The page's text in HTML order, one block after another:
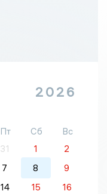
2026
Пт Сб
Вс
31 1
2
7 8
9
14 15
16